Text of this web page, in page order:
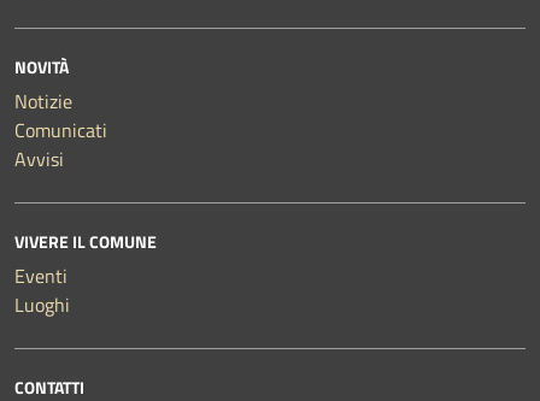
NOVITÀ
Notizie
Comunicati
Avvisi
VIVERE IL COMUNE
Eventi
Luoghi
CONTATTI